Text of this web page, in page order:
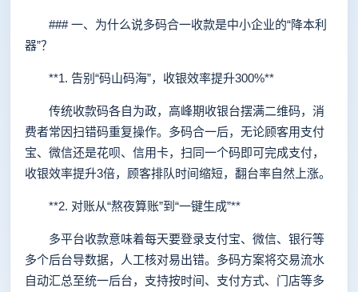
### 一、为什么说多码合一收款是中小企业的“降本利
器”？
**1. 告别“码山码海”，收银效率提升300%**
传统收款码各自为政，高峰期收银台摆满二维码，消
费者常因扫错码重复操作。多码合一后，无论顾客用支付
宝、微信还是花呗、信用卡，扫同一个码即可完成支付，
收银效率提升3倍，顾客排队时间缩短，翻台率自然上涨。
**2. 对账从“熬夜算账”到“一键生成”**
多平台收款意味着每天要登录支付宝、微信、银行等
多个后台导数据，人工核对易出错。多码方案将交易流水
自动汇总至统一后台，支持按时间、支付方式、门店等多